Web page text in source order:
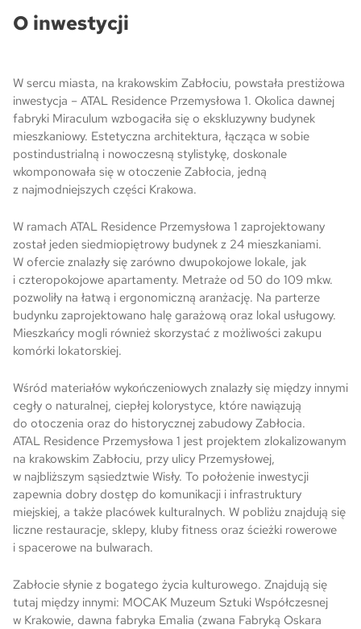
O inwestycji
W sercu miasta, na krakowskim Zabłociu, powstała prestiżowa
inwestycja – ATAL Residence Przemysłowa 1. Okolica dawnej
fabryki Miraculum wzbogaciła się o ekskluzywny budynek
mieszkaniowy. Estetyczna architektura, łącząca w sobie
postindustrialną i nowoczesną stylistykę, doskonale
wkomponowała się w otoczenie Zabłocia, jedną
z najmodniejszych części Krakowa.
W ramach ATAL Residence Przemysłowa 1 zaprojektowany
został jeden siedmiopiętrowy budynek z 24 mieszkaniami.
W ofercie znalazły się zarówno dwupokojowe lokale, jak
i czteropokojowe apartamenty. Metraże od 50 do 109 mkw.
pozwoliły na łatwą i ergonomiczną aranżację. Na parterze
budynku zaprojektowano halę garażową oraz lokal usługowy.
Mieszkańcy mogli również skorzystać z możliwości zakupu
komórki lokatorskiej.
Wśród materiałów wykończeniowych znalazły się między innymi
cegły o naturalnej, ciepłej kolorystyce, które nawiązują
do otoczenia oraz do historycznej zabudowy Zabłocia.
ATAL Residence Przemysłowa 1 jest projektem zlokalizowanym
na krakowskim Zabłociu, przy ulicy Przemysłowej,
w najbliższym sąsiedztwie Wisły. To położenie inwestycji
zapewnia dobry dostęp do komunikacji i infrastruktury
miejskiej, a także placówek kulturalnych. W pobliżu znajdują się
liczne restauracje, sklepy, kluby fitness oraz ścieżki rowerowe
i spacerowe na bulwarach.
Zabłocie słynie z bogatego życia kulturowego. Znajdują się
tutaj między innymi: MOCAK Muzeum Sztuki Współczesnej
w Krakowie, dawna fabryka Emalia (zwana Fabryką Oskara
Skwer Witosa w Piastowie